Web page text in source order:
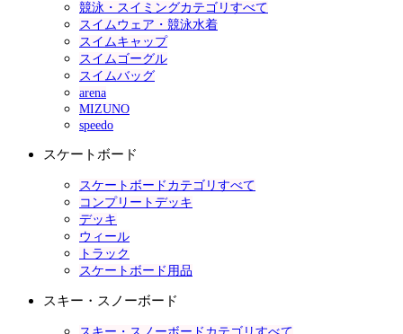
競泳・スイミングカテゴリすべて
スイムウェア・競泳水着
スイムキャップ
スイムゴーグル
スイムバッグ
arena
MIZUNO
speedo
スケートボード
スケートボードカテゴリすべて
コンプリートデッキ
デッキ
ウィール
トラック
スケートボード用品
スキー・スノーボード